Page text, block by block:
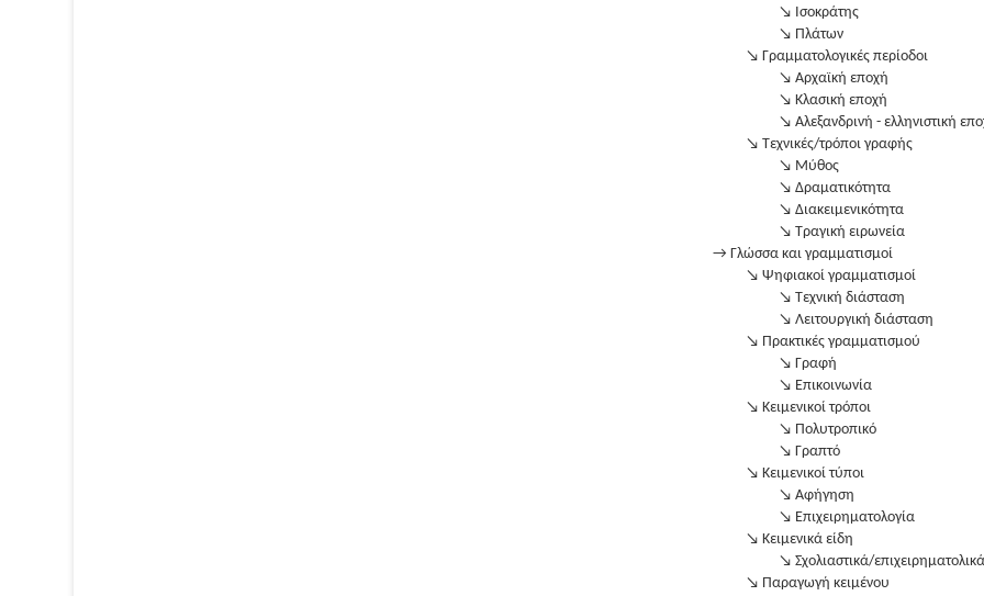
↘ Ισοκράτης
↘ Πλάτων
↘ Γραμματολογικές περίοδοι
↘ Αρχαϊκή εποχή
↘ Κλασική εποχή
↘ Αλεξανδρινή - ελληνιστική
↘ Τεχνικές/τρόποι γραφής
↘ Μύθος
↘ Δραματικότητα
↘ Διακειμενικότητα
↘ Τραγική ειρωνεία
→ Γλώσσα και γραμματισμοί
↘ Ψηφιακοί γραμματισμοί
↘ Τεχνική διάσταση
↘ Λειτουργική διάσταση
↘ Πρακτικές γραμματισμού
↘ Γραφή
↘ Επικοινωνία
↘ Κειμενικοί τρόποι
↘ Πολυτροπικό
↘ Γραπτό
↘ Κειμενικοί τύποι
↘ Αφήγηση
↘ Επιχειρηματολογία
↘ Κειμενικά είδη
↘ Σχολιαστικά/
↘ Παραγωγή κειμένου